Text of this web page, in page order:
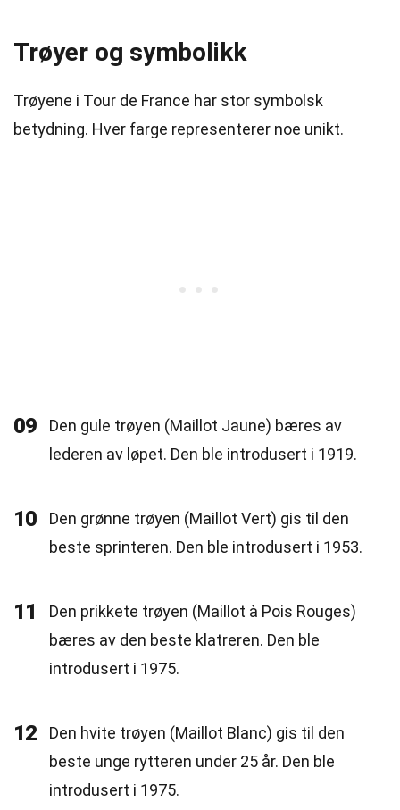
Trøyer og symbolikk
Trøyene i Tour de France har stor symbolsk
betydning. Hver farge representerer noe unikt.
09
Den gule trøyen (Maillot Jaune) bæres av
lederen av løpet. Den ble introdusert i 1919.
10
Den grønne trøyen (Maillot Vert) gis til den
beste sprinteren. Den ble introdusert i 1953.
11
Den prikkete trøyen (Maillot à Pois Rouges)
bæres av den beste klatreren. Den ble
introdusert i 1975.
12
Den hvite trøyen (Maillot Blanc) gis til den
beste unge rytteren under 25 år. Den ble
introdusert i 1975.